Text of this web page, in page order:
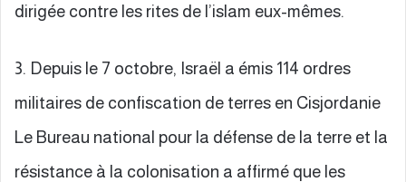
dirigée contre les rites de l’islam eux-mêmes.
3. Depuis le 7 octobre, Israël a émis 114 ordres
militaires de confiscation de terres en Cisjordanie
Le Bureau national pour la défense de la terre et la
résistance à la colonisation a affirmé que les